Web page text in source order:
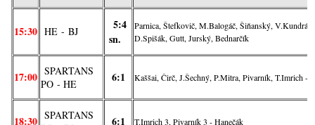
15:30 HE - BJ
5:4
sn.
Parnica, Štefkovič, M.Balogáč, Šiňanský, V.Kundrát
D.Spišák, Gutt, Jurský, Bednarčík
17:00 SPARTANS
PO - HE 6:1 Kaššai, Čirč, J.Šechný, P.Mitra, Pivarník, T.Imrich -
18:30 SPARTANS
6:1 T.Imrich 3, Pivarník 3 - Hanečák